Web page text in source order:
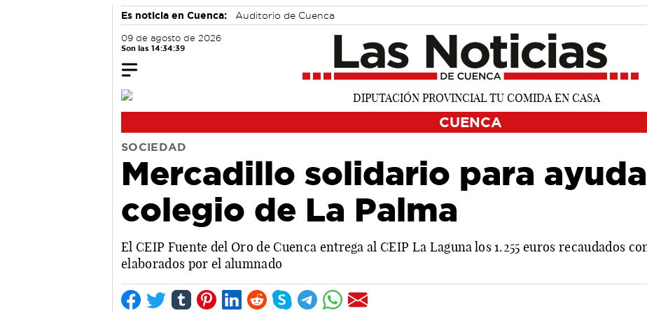
Es noticia en Cuenca: Auditorio de Cuenca
09 de agosto de 2026
Son las 14:34:40
CUENCA
SOCIEDAD
Mercadillo solidario para
colegio de La Palma
El CEIP Fuente del Oro de Cuenca entrega al CEIP La Laguna los 1.255 euros recaudados
elaborados por el alumnado